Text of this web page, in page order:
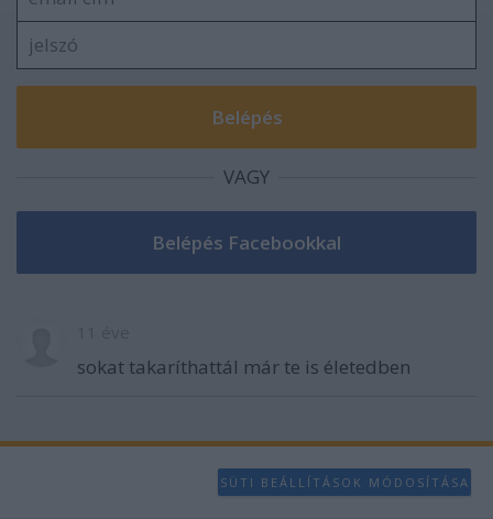
related to security, including authentication
functionality and fraud prevention, and other
user protection.
VAGY
sokat takaríthattál már te is életedben
SÜTI BEÁLLÍTÁSOK MÓDOSÍTÁSA